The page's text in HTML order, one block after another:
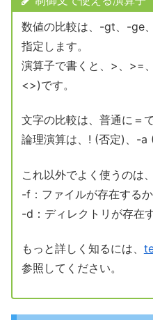
数値の比較は、-gt、-ge
指定します。
演算子で書くと、>、>=
<>)です。
文字の比較は、普通に＝
論理演算は、! (否定)、-a
これ以外でよく使うのは、
-f：ファイルが存在する
-d：ディレクトリが存在
もっと詳しく知るには、
参照してください。